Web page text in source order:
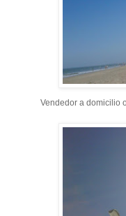
Vendedor a domicilio